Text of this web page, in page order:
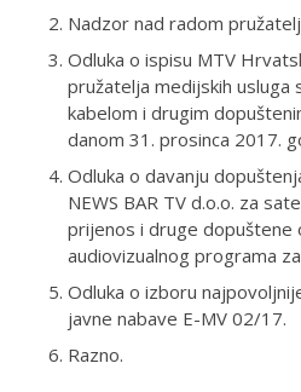
Nadzor nad radom
Odluka o ispisu MTV
pružatelja medijskih
kabelom i drugim
danom 31. prosinca 2017.
Odluka o davanju
NEWS BAR TV d.o.o. za
prijenos i druge dopuštene
audiovizualnog programa za
Odluka o izboru
javne nabave E-MV 02/17.
Razno.